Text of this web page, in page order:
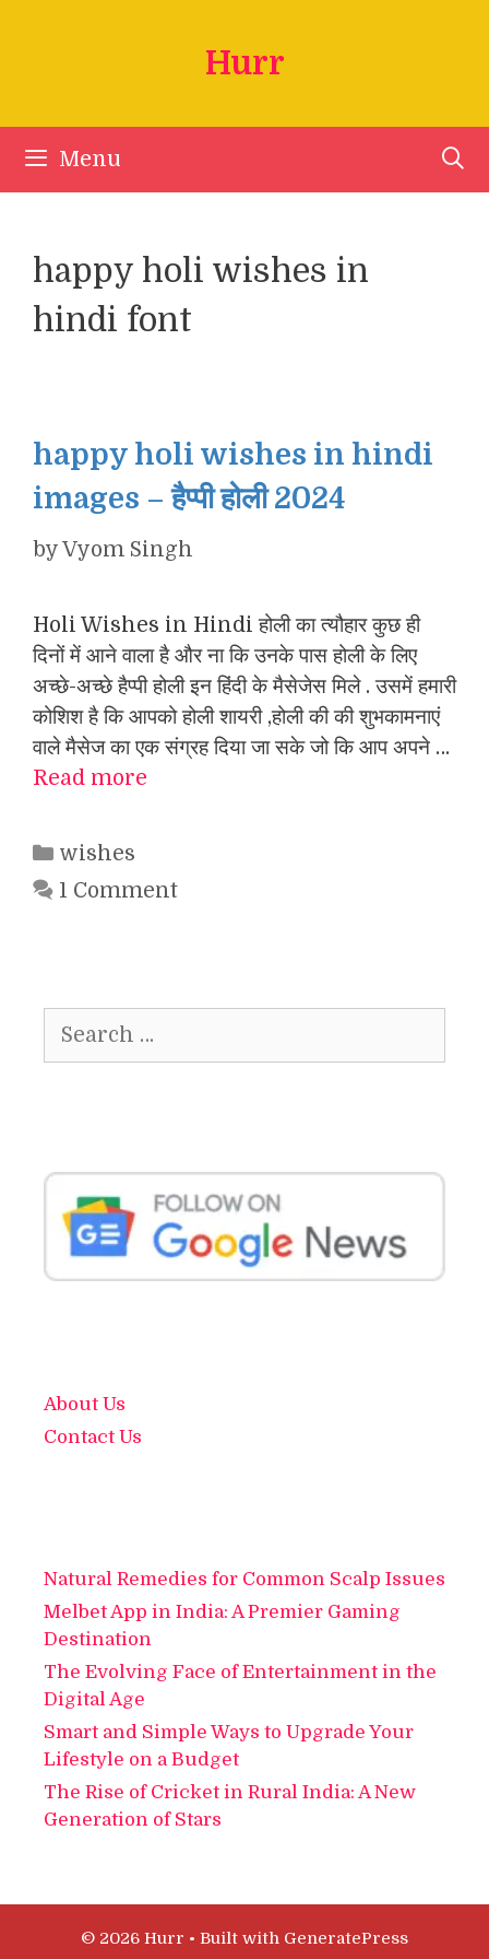
Hurr
Menu
happy holi wishes in
hindi font
happy holi wishes in hindi
images – हैप्पी होली 2024
byVyom Singh
Holi Wishes in Hindi होली का त्यौहार कुछ ही
दिनों में आने वाला है और ना कि उनके पास होली के लिए
अच्छे-अच्छे हैप्पी होली इन हिंदी के मैसेजेस मिले . उसमें हमारी
कोशिश है कि आपको होली शायरी ,होली की की शुभकामनाएं
वाले मैसेज का एक संग्रह दिया जा सके जो कि आप अपने …
Read more
Categories
wishes
1 Comment
for:
About Us
Contact Us
Natural Remedies for Common Scalp Issues
Melbet App in India: A Premier Gaming
Destination
The Evolving Face of Entertainment in the
Digital Age
Smart and Simple Ways to Upgrade Your
Lifestyle on a Budget
The Rise of Cricket in Rural India: A New
Generation of Stars
© 2026 Hurr • Built with GeneratePress